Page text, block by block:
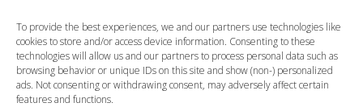
To provide the best experiences, we and our partners use technologies like
cookies to store and/or access device information. Consenting to these
technologies will allow us and our partners to process personal data such as
browsing behavior or unique IDs on this site and show (non-) personalized
ads. Not consenting or withdrawing consent, may adversely affect certain
features and functions.
l’importanza di
creare un albero…
perché è molto
meglio…